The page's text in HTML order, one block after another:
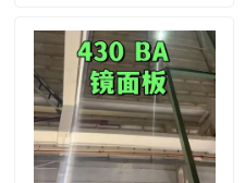
Over ons
fabriekstour